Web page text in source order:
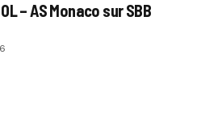
– AS Monaco sur SBB